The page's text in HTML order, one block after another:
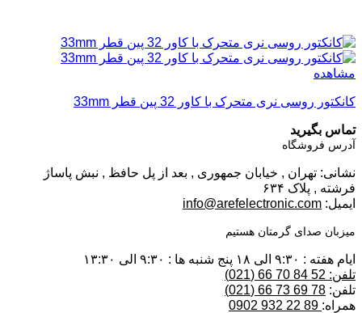
مشاهده
کانکتور روسی نری متحرک با کاور 32 پین قطر 33mm
تماس بگیرید
آدرس فروشگاه
نشانی: تهران , خیابان جمهوری , بعد از پل حافظ , نبش پاساژ
فرشته , پلاک ۶۳۴
ایمیل: info@arefelectronic.com
میزبان صدای گرمتان هستیم
ایام هفته : ۹:۳۰ الی ۱۸ پنج شنبه ها : ۹:۳۰ الی ۱۳:۳۰
تلفن: 52 84 70 66 (021)
تلفن: 78 69 73 66 (021)
همراه: